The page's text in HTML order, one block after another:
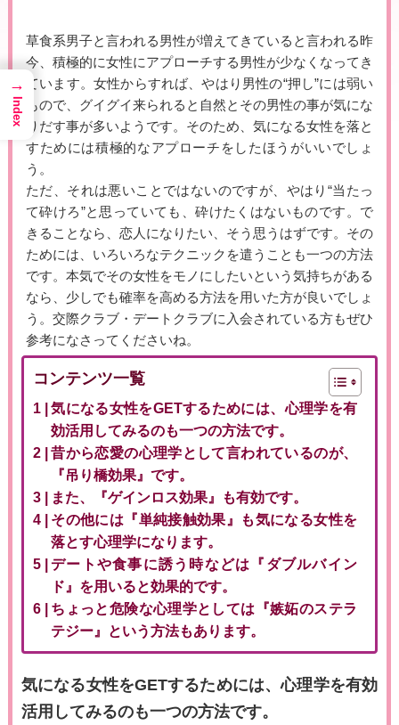
草食系男子と言われる男性が増えてきていると言われる昨
今、積極的に女性にアプローチする男性が少なくなってき
ています。女性からすれば、やはり男性の“押し”には弱い
もので、グイグイ来られると自然とその男性の事が気にな
りだす事が多いようです。そのため、気になる女性を落と
すためには積極的なアプローチをしたほうがいいでしょ
う。
ただ、それは悪いことではないのですが、やはり“当たっ
て砕けろ”と思っていても、砕けたくはないものです。で
きることなら、恋人になりたい、そう思うはずです。その
ためには、いろいろなテクニックを遣うことも一つの方法
です。本気でその女性をモノにしたいという気持ちがある
なら、少しでも確率を高める方法を用いた方が良いでしょ
う。交際クラブ・デートクラブに入会されている方もぜひ
参考になさってくださいね。
コンテンツ一覧
気になる女性をGETするためには、心理学を有
効活用してみるのも一つの方法です。
昔から恋愛の心理学として言われているのが、
『吊り橋効果』です。
また、『ゲインロス効果』も有効です。
その他には『単純接触効果』も気になる女性を
落とす心理学になります。
デートや食事に誘う時などは『ダブルバイン
ド』を用いると効果的です。
ちょっと危険な心理学としては『嫉妬のステラ
テジー』という方法もあります。
気になる女性をGETするためには、心理学を有効
活用してみるのも一つの方法です。
→
Index